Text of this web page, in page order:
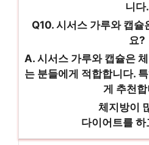
니다.
Q10. 시서스 가루와 캡슐
요?
A. 시서스 가루와 캡슐은
는 분들에게 적합합니다.
게 추천
체지방이
다이어트를 하